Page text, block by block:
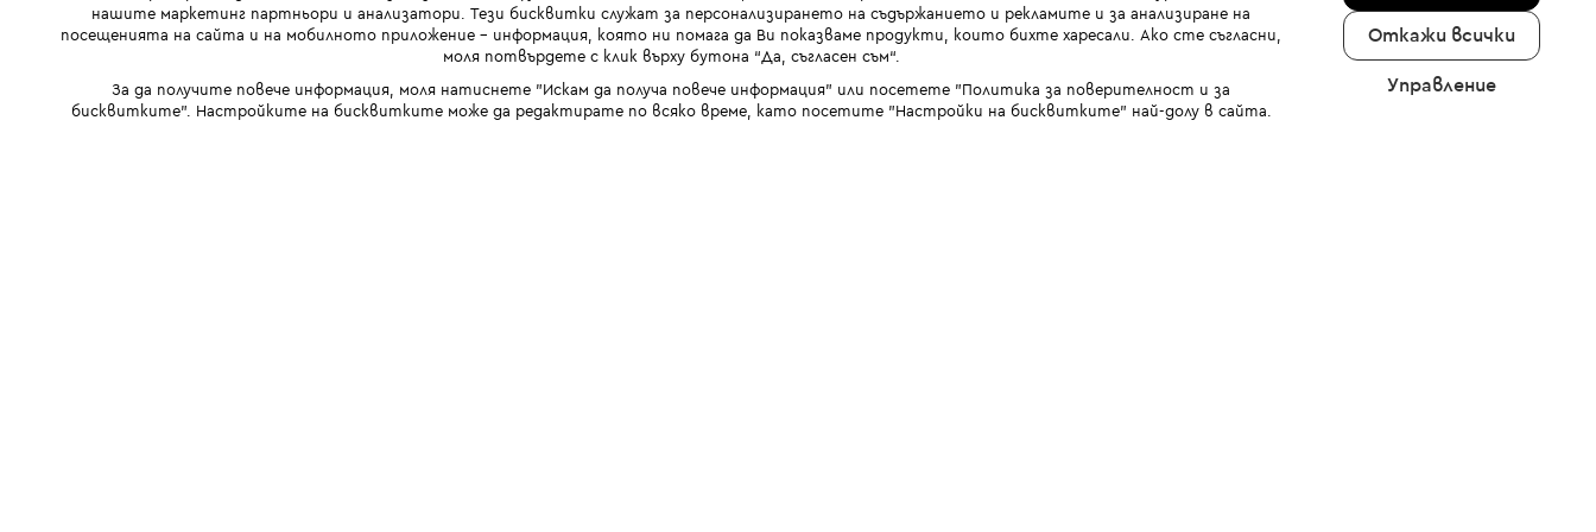
нашите маркетинг партньори и анализатори. Тези бисквитки служат за персонализирането на съдържанието и рекламите и за анализиране на
посещенията на сайта и на мобилното приложение - информация, която ни помага да Ви показваме продукти, които бихте харесали. Ако сте съгласни,
моля потвърдете с клик върху бутона “Да, съгласен съм“.
За да получите повече информация, моля натиснете "Искам да получа повече информация" или посетете "Политика за поверителност и за
бисквитките". Настройките на бисквитките може да редактирате по всяко време, като посетите "Настройки на бисквитките" най-долу в сайта.
Откажи всички
Управление